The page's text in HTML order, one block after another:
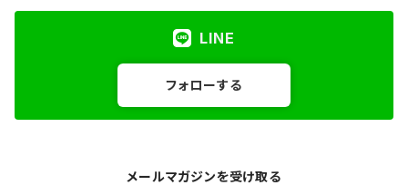
LINE
フォローする
メールマガジンを受け取る